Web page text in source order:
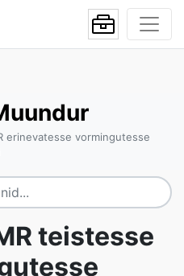
erinevatesse vormingutesse
teistesse